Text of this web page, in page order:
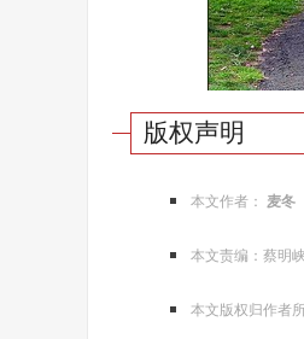
版权声明
本文作者： 麦冬
本文责编：蔡明
本文版权归作者